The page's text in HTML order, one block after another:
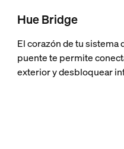
Hue Bridge
El corazón de tu
puente te permite
exterior y desbloquear